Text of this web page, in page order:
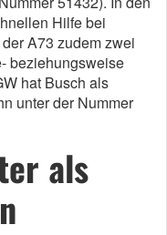
Hilfe bei
A73 zudem zwei
beziehungsweise
hat Busch als
unter der Nummer
als